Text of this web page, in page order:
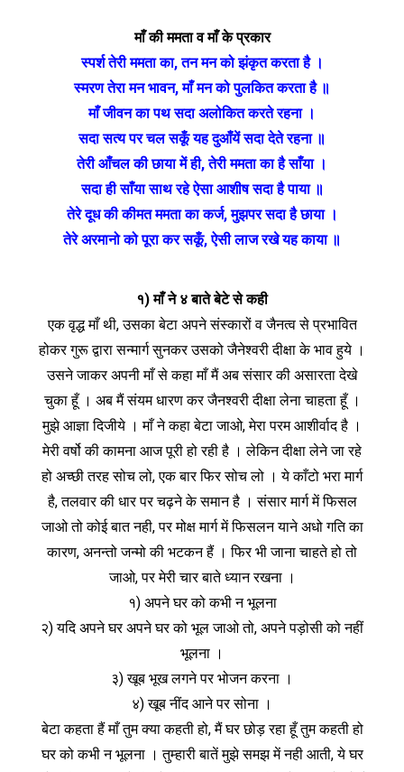
माँ की ममता व माँ के प्रकार
स्पर्श तेरी ममता का, तन मन को झंकृत करता है ।
स्मरण तेरा मन भावन, माँ मन को पुलकित करता है ॥
माँ जीवन का पथ सदा अलोकित करते रहना ।
सदा सत्य पर चल सकूँ यह दुआँयें सदा देते रहना ॥
तेरी आँचल की छाया में ही, तेरी ममता का है साँया ।
सदा ही साँया साथ रहे ऐसा आशीष सदा है पाया ॥
तेरे दूध की कीमत ममता का कर्ज, मुझपर सदा है छाया ।
तेरे अरमानो को पूरा कर सकूँ, ऐसी लाज रखे यह काया ॥
१) माँ ने ४ बाते बेटे से कही
एक वृद्ध माँ थी, उसका बेटा अपने संस्कारों व जैनत्व से प्रभावित
होकर गुरू द्वारा सन्मार्ग सुनकर उसको जैनेश्‍वरी दीक्षा के भाव हुये ।
उसने जाकर अपनी माँ से कहा माँ मैं अब संसार की असारता देखे
चुका हूँ । अब मैं संयम धारण कर जैनश्‍वरी दीक्षा लेना चाहता हूँ ।
मुझे आज्ञा दिजीये । माँ ने कहा बेटा जाओ, मेरा परम आशीर्वाद है ।
मेरी वर्षो की कामना आज पूरी हो रही है । लेकिन दीक्षा लेने जा रहे
हो अच्छी तरह सोच लो, एक बार फिर सोच लो । ये काँटो भरा मार्ग
है, तलवार की धार पर चढ़ने के समान है । संसार मार्ग में फिसल
जाओ तो कोई बात नही, पर मोक्ष मार्ग में फिसलन याने अधो गति का
कारण, अनन्तो जन्मो की भटकन हैं । फिर भी जाना चाहते हो तो
जाओ, पर मेरी चार बाते ध्यान रखना ।
१) अपने घर को कभी न भूलना
२) यदि अपने घर अपने घर को भूल जाओ तो, अपने पड़ोसी को नहीं
भूलना ।
३) खूब भूख लगने पर भोजन करना ।
४) खूब नींद आने पर सोना ।
बेटा कहता हैं माँ तुम क्या कहती हो, मैं घर छोड़ रहा हूँ तुम कहती हो
घर को कभी न भूलना । तुम्हारी बातें मुझे समझ में नही आती, ये घर